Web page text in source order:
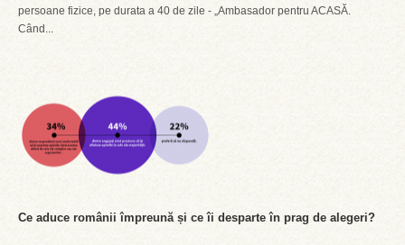
persoane fizice, pe durata a 40 de zile - „Ambasador pentru ACASĂ.
Când...
Ce aduce românii împreună și ce îi desparte în prag de alegeri?